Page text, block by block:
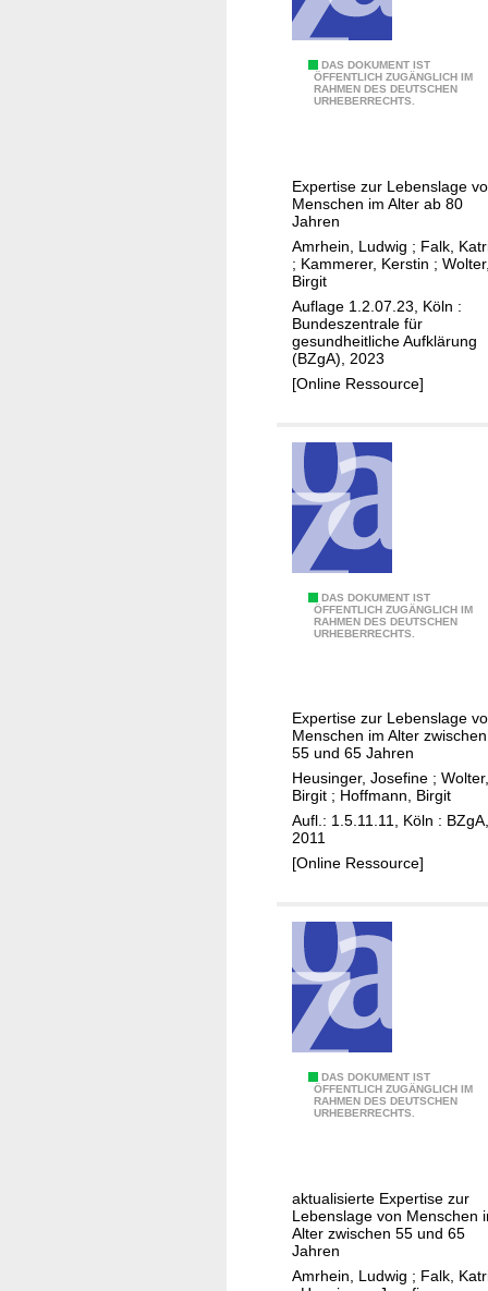
DAS DOKUMENT IST
ÖFFENTLICH ZUGÄNGLICH IM
RAHMEN DES DEUTSCHEN
URHEBERRECHTS.
c
h
a
l
t
r
i
g
e
I
Expertise zur Lebenslage
Menschen im Alter ab 80
Jahren
Amrhein, Ludwig ; Falk,
; Kammerer, Kerstin ;
Birgit
Auflage 1.2.07.23, Köln :
Bundeszentrale für
gesundheitliche Aufklärung
(BZgA), 2023
[Online Ressource]
DAS DOKUMENT IST
ÖFFENTLICH ZUGÄNGLICH IM
RAHMEN DES DEUTSCHEN
URHEBERRECHTS.
n
g
e
n
A
l
t
n
Expertise zur Lebenslage
Menschen im Alter zwischen
55 und 65 Jahren
Heusinger, Josefine ; Wolter,
Birgit ; Hoffmann, Birgit
Aufl.: 1.5.11.11, Köln : BZgA,
2011
[Online Ressource]
DAS DOKUMENT IST
ÖFFENTLICH ZUGÄNGLICH IM
RAHMEN DES DEUTSCHEN
URHEBERRECHTS.
u
n
g
e
aktualisierte Expertise zur
Lebenslage von Menschen
Alter zwischen 55 und 65
Jahren
Amrhein, Ludwig ; Falk,